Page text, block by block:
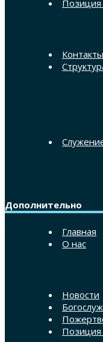
Контакты
Дополнительно
Главная
О нас
Новости